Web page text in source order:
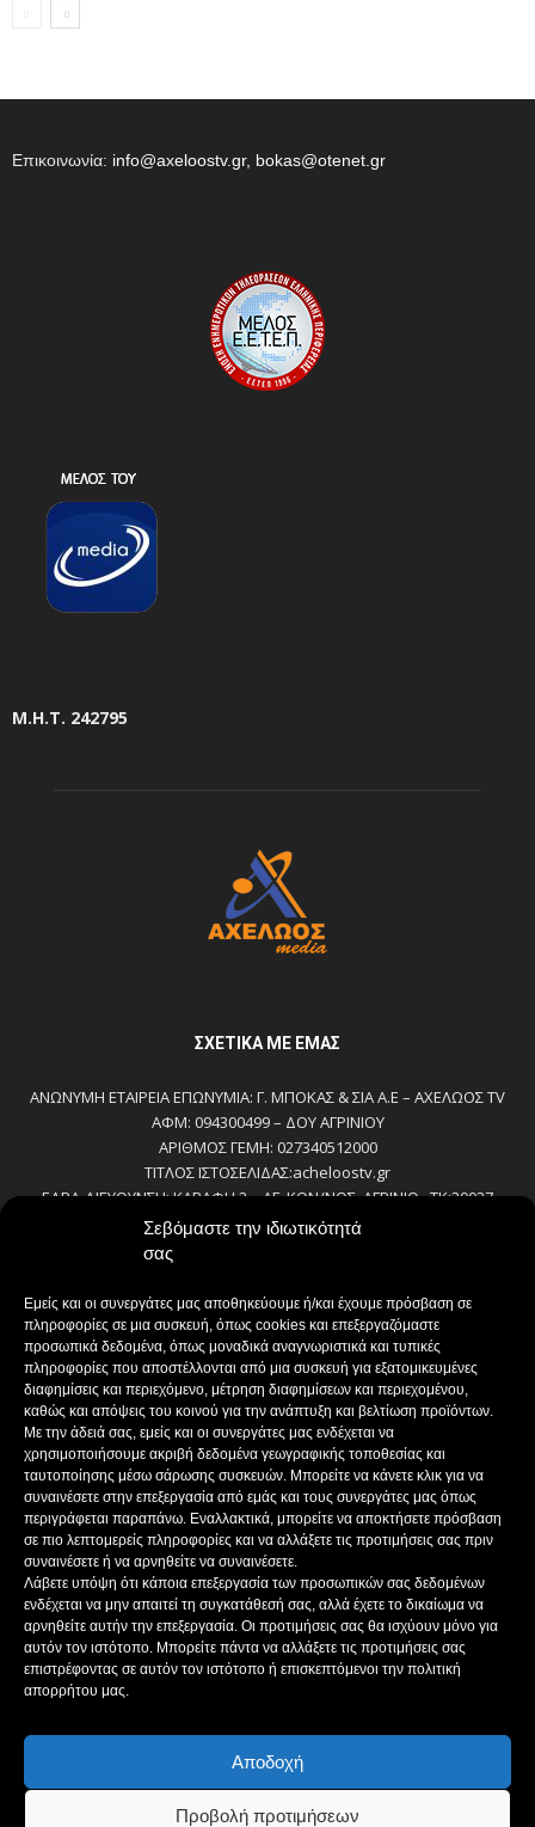
Σεβόμαστε την ιδιωτικότητά
σας
Εμείς και οι συνεργάτες μας αποθηκεύουμε ή/και έχουμε πρόσβαση σε
πληροφορίες σε μια συσκευή, όπως cookies και επεξεργαζόμαστε
προσωπικά δεδομένα, όπως μοναδικά αναγνωριστικά και τυπικές
πληροφορίες που αποστέλλονται από μια συσκευή για εξατομικευμένες
διαφημίσεις και περιεχόμενο, μέτρηση διαφημίσεων και περιεχομένου,
καθώς και απόψεις του κοινού για την ανάπτυξη και βελτίωση προϊόντων.
Με την άδειά σας, εμείς και οι συνεργάτες μας ενδέχεται να
χρησιμοποιήσουμε ακριβή δεδομένα γεωγραφικής τοποθεσίας και
ταυτοποίησης μέσω σάρωσης συσκευών. Μπορείτε να κάνετε κλικ για να
συναινέσετε στην επεξεργασία από εμάς και τους συνεργάτες μας όπως
περιγράφεται παραπάνω. Εναλλακτικά, μπορείτε να αποκτήσετε πρόσβαση
σε πιο λεπτομερείς πληροφορίες και να αλλάξετε τις προτιμήσεις σας πριν
συναινέσετε ή να αρνηθείτε να συναινέσετε.
Λάβετε υπόψη ότι κάποια επεξεργασία των προσωπικών σας δεδομένων
ενδέχεται να μην απαιτεί τη συγκατάθεσή σας, αλλά έχετε το δικαίωμα να
αρνηθείτε αυτήν την επεξεργασία. Οι προτιμήσεις σας θα ισχύουν μόνο για
αυτόν τον ιστότοπο. Μπορείτε πάντα να αλλάξετε τις προτιμήσεις σας
επιστρέφοντας σε αυτόν τον ιστότοπο ή επισκεπτόμενοι την πολιτική
απορρήτου μας.
Αποδοχή
Προβολή προτιμήσεων
Επικοινωνία: info@axeloostv.gr, bokas@otenet.gr
Μ.Η.Τ. 242795
ΣΧΕΤΙΚΆ ΜΕ ΕΜΆΣ
ΑΝΩΝΥΜΗ ΕΤΑΙΡΕΙΑ ΕΠΩΝΥΜΙΑ: Γ. ΜΠΟΚΑΣ & ΣΙΑ Α.Ε – ΑΧΕΛΩΟΣ TV
ΑΦΜ: 094300499 – ΔΟΥ ΑΓΡΙΝΙΟΥ
ΑΡΙΘΜΟΣ ΓΕΜΗ: 027340512000
ΤΙΤΛΟΣ ΙΣΤΟΣΕΛΙΔΑΣ:acheloostv.gr
ΕΔΡΑ-ΔΙΕΥΘΥΝΣΗ: ΚΑΒΑΦΗ 2 – ΑΓ. ΚΩΝ/ΝΟΣ, ΑΓΡΙΝΙΟ , ΤΚ:30027
ΤΗΛΕΦΩΝΟ: 2641022803 – 58800
E-MAIL: bokas@otenet.gr, info@axeloostv.gr
ΝΟΜΙΜΟΣ ΕΚΠΡΟΣΩΠΟΣ: ΜΠΟΚΑΣ ΚΩΝ/ΝΟΣ
ΔΙΕΥΘΥΝΤΗΣ: ΜΠΟΚΑΣ ΚΩΝ/ΝΟΣ
ΔΙΕΥΘΥΝΤΗΣ ΣΥΝΤΑΞΗΣ:ΚΟΥΤΣΙΚΟΣ ΠΑΝΤΕΛΗΣ
ΔΙΑΧΕΙΡΙΣΤΗΣ-ΔΙΚΑΙΟΥΧΟΣ domain: ΜΠΟΚΑΣ ΚΩΝ/ΝΟΣ – Γ. ΜΠΟΚΑΣ &
ΣΙΑ Α.Ε
ΔΗΜΟΣΙΟΓΡΑΦΟΙ:
ΚΟΥΤΣΙΚΟΣ ΠΑΝΤΕΛΗΣ
ΒΑΚΡΑΚΟΥ ΣΟΦΙΑ
ΠΑΠΑΔΗΜΗΤΡΙΟΥ ΔΗΜΗΤΡΗΣ
ΚΟΥΤΣΙΟΥΜΠΑΣ ΑΛΕΞΑΝΔΡΟΣ
ΑΚΟΛΟΥΘΗΣΕ ΜΑΣ
ΤΑΥΤΌΤΗΤΑ ΙΣΤΌΤΟΠΟΥ